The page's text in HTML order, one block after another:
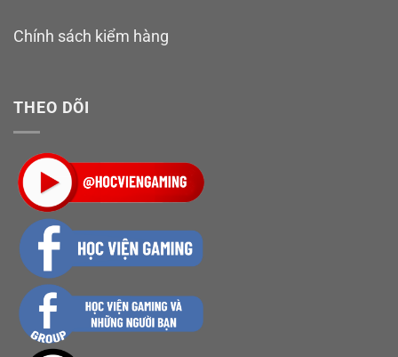
Chính sách kiểm hàng
THEO DÕI